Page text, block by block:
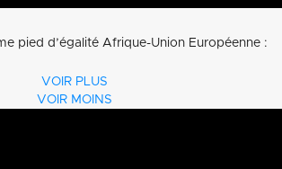
pied d’égalité Afrique-Union Européenne :
VOIR PLUS
VOIR MOINS